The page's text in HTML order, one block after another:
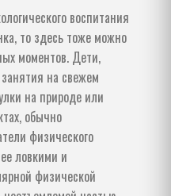
воспитания
то здесь тоже можно
моментов. Дети,
на свежем
на природе или
обычно
физического
ловкими и
физической